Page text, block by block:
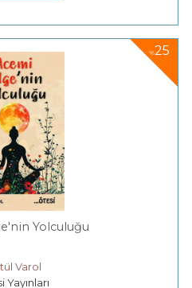
%25
Yolculuğu
Varol
Yayınları